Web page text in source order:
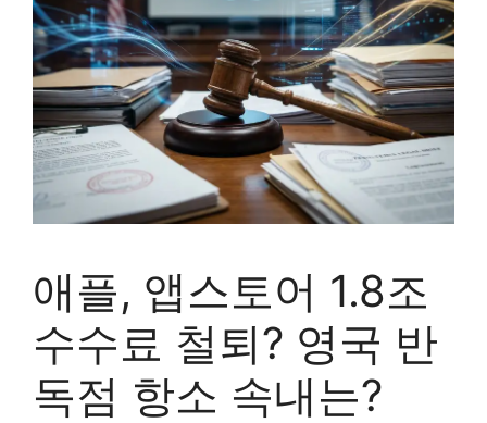
애플, 앱스토어 1.8조
수수료 철퇴? 영국 반
독점 항소 속내는?